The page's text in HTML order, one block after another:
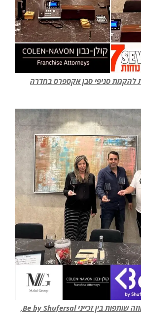
להקמת סניפי סבן אקספרס בחדרה
29.02.2024 חתימת חוזה שותפות בין זכייני Be by Shufersal,